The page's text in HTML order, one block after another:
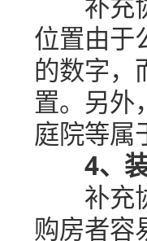
位置由于
的数字，
置。另外
庭院等属
4、
补充协
购房者容